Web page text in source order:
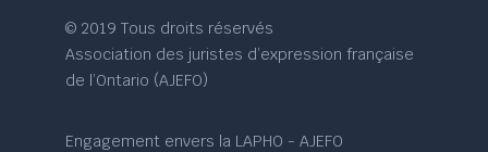
© 2019 Tous droits réservés
Association des juristes d’expression française
de l’Ontario (AJEFO)
Engagement envers la LAPHO - AJEFO